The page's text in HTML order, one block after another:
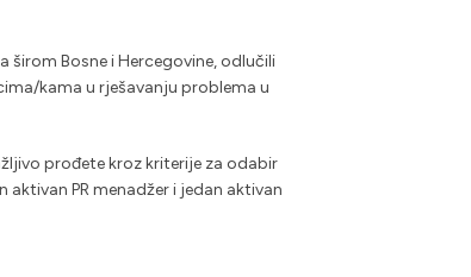
širom Bosne i Hercegovine, odlučili
kama u rješavanju problema u
prođete kroz kriterije za odabir
PR menadžer i jedan aktivan